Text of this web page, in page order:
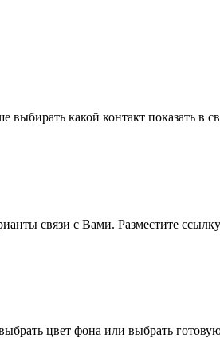
какой контакт показать
связи с Вами. Разместите
цвет фона или выбрать